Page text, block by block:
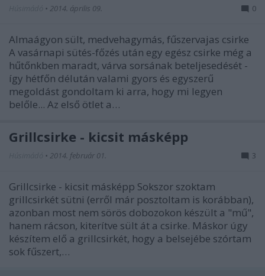
• 2014. április 09. 0
Almaágyon sült, medvehagymás, fűszervajas csirke
A vasárnapi sütés-főzés után egy egész csirke még a
hűtőnkben maradt, várva sorsának beteljesedését -
így hétfőn délután valami gyors és egyszerű
megoldást gondoltam ki arra, hogy mi legyen
belőle... Az első ötlet a…
Grillcsirke - kicsit másképp
• 2014. február 01. 3
Grillcsirke - kicsit másképp Sokszor szoktam
grillcsirkét sütni (erről már posztoltam is korábban),
azonban most nem sörös dobozokon készült a "mű",
hanem rácson, kiterítve sült át a csirke. Máskor úgy
készítem elő a grillcsirkét, hogy a belsejébe szórtam
sok fűszert,…